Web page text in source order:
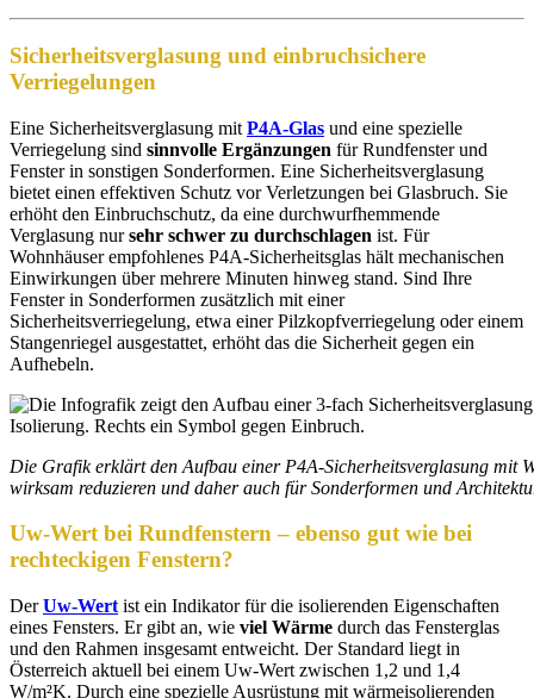
Sicherheitsverglasung und einbruchsichere
Verriegelungen
Eine Sicherheitsverglasung mit P4A-Glas und eine spezielle
Verriegelung sind sinnvolle Ergänzungen für Rundfenster und
Fenster in sonstigen Sonderformen. Eine Sicherheitsverglasung
bietet einen effektiven Schutz vor Verletzungen bei Glasbruch. Sie
erhöht den Einbruchschutz, da eine durchwurfhemmende
Verglasung nursehr schwer zu durchschlagen ist. Für
Wohnhäuser empfohlenes P4A-Sicherheitsglas hält mechanischen
Einwirkungen über mehrere Minuten hinweg stand. Sind Ihre
Fenster in Sonderformen zusätzlich mit einer
Sicherheitsverriegelung, etwa einer Pilzkopfverriegelung oder einem
Stangenriegel ausgestattet, erhöht das die Sicherheit gegen ein
Aufhebeln.
Die Grafik erklärt den Aufbau einer P4A-Sicherheitsverglasung mit
wirksam reduzieren und daher auch für Sonderformen und
Uw-Wert bei Rundfenstern – ebenso gut wie bei
rechteckigen Fenstern?
DerUw-Wert ist ein Indikator für die isolierenden Eigenschaften
eines Fensters. Er gibt an, wie viel Wärme durch das Fensterglas
und den Rahmen insgesamt entweicht. Der Standard liegt in
Österreich aktuell bei einem Uw-Wert zwischen 1,2 und 1,4
W/m²K. Durch eine spezielle Ausrüstung mit wärmeisolierenden